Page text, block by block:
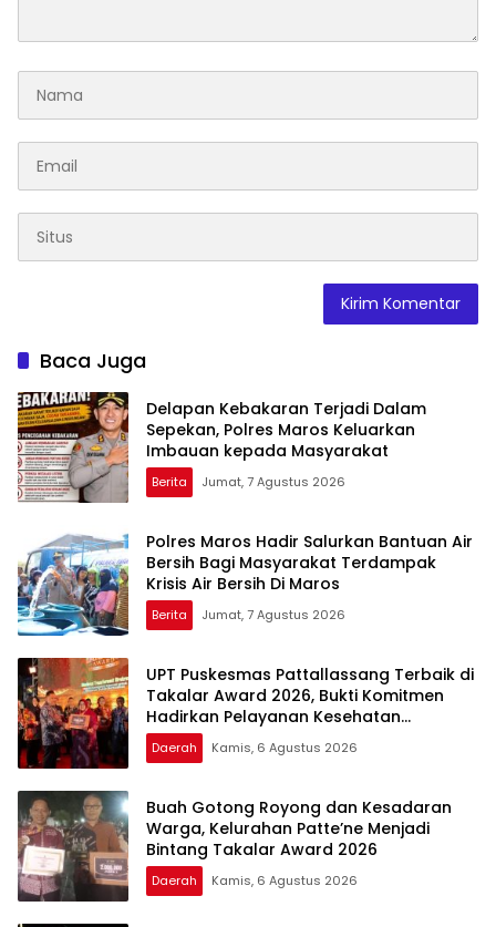
Baca Juga
Delapan Kebakaran Terjadi Dalam
Sepekan, Polres Maros Keluarkan
Imbauan kepada Masyarakat
Berita Jumat, 7 Agustus 2026
Polres Maros Hadir Salurkan Bantuan Air
Bersih Bagi Masyarakat Terdampak
Krisis Air Bersih Di Maros
Berita Jumat, 7 Agustus 2026
UPT Puskesmas Pattallassang Terbaik di
Takalar Award 2026, Bukti Komitmen
Hadirkan Pelayanan Kesehatan
Berkualitas
Daerah Kamis, 6 Agustus 2026
Buah Gotong Royong dan Kesadaran
Warga, Kelurahan Patte’ne Menjadi
Bintang Takalar Award 2026
Daerah Kamis, 6 Agustus 2026